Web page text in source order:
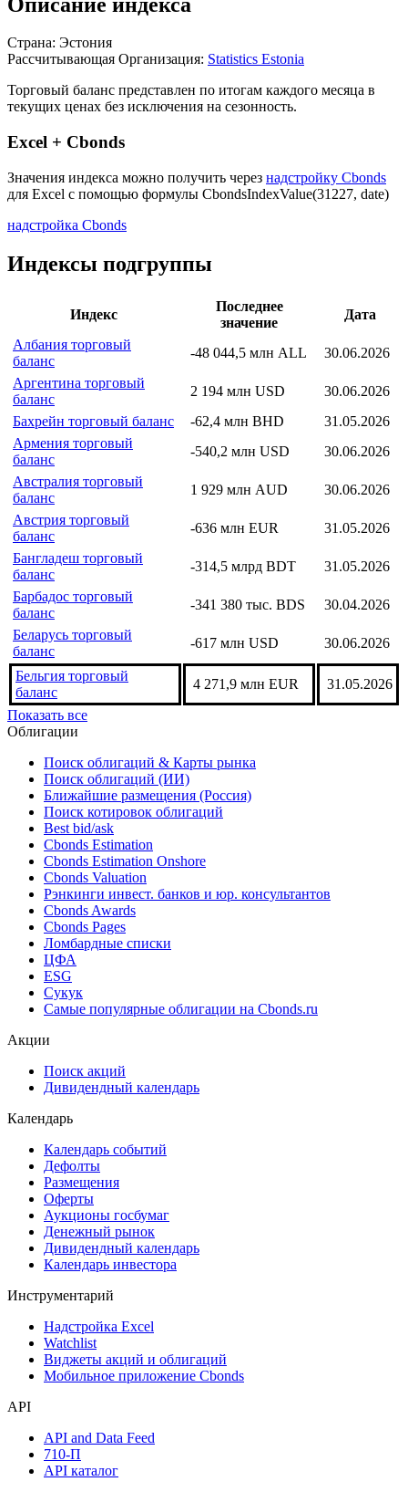
Страна: Эстония
Рассчитывающая Организация: Statistics Estonia
Торговый баланс представлен по итогам каждого месяца в
текущих ценах без исключения на сезонность.
Excel + Cbonds
Значения индекса можно получить через надстройку Cbonds
для Excel с помощью формулы CbondsIndexValue(31227, date)
надстройка Cbonds
Индексы подгруппы
Индекс
Последнее
значение
Дата
Албания торговый
баланс
-48 044,5 млн ALL
30.06.2026
Аргентина торговый
баланс
2 194 млн USD
30.06.2026
Бахрейн торговый баланс
-62,4 млн BHD
31.05.2026
Армения торговый
баланс
-540,2 млн USD
30.06.2026
Австралия торговый
баланс
1 929 млн AUD
30.06.2026
Австрия торговый
баланс
-636 млн EUR
31.05.2026
Бангладеш торговый
баланс
-314,5 млрд BDT
31.05.2026
Барбадос торговый
баланс
-341 380 тыс. BDS
30.04.2026
Беларусь торговый
баланс
-617 млн USD 30.06.2026
Бельгия торговый
баланс
4 271,9 млн EUR
31.05.2026
Показать все
Облигации
Поиск облигаций & Карты рынка
Поиск облигаций (ИИ)
Ближайшие размещения (Россия)
Поиск котировок облигаций
Best bid/ask
Cbonds Estimation
Cbonds Estimation Onshore
Cbonds Valuation
Рэнкинги инвест. банков и юр. консультантов
Cbonds Awards
Cbonds Pages
Ломбардные списки
ЦФА
ESG
Сукук
Самые популярные облигации на Cbonds.ru
Акции
Поиск акций
Дивидендный календарь
Календарь
Календарь событий
Дефолты
Размещения
Оферты
Аукционы госбумаг
Денежный рынок
Дивидендный календарь
Календарь инвестора
Инструментарий
Надстройка Excel
Watchlist
Виджеты акций и облигаций
Мобильное приложение Cbonds
API
API and Data Feed
710-П
API каталог